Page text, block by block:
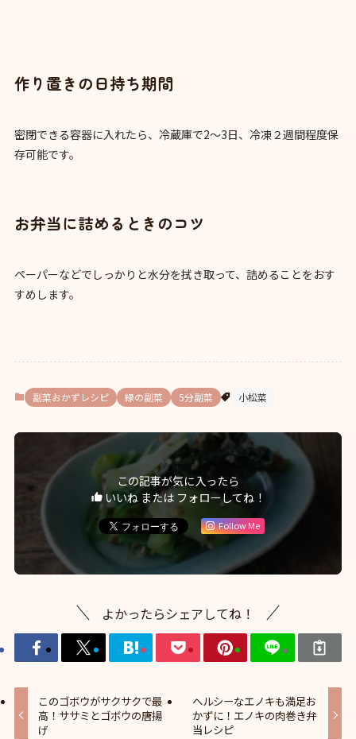
作り置きの日持ち期間
密閉できる容器に入れたら、冷蔵庫で2～3日、冷凍２週間程度保
存可能です。
お弁当に詰めるときのコツ
ペーパーなどでしっかりと水分を拭き取って、詰めることをおす
すめします。
副菜おかずレシピ 緑の副菜 5分副菜 小松菜
この記事が気に入ったら
いいね または フォローしてね！
Follow Me
よかったらシェアしてね！
このゴボウがサクサクで最
高！ササミとゴボウの唐揚
げ
ヘルシーなエノキも満足お
かずに！エノキの肉巻き弁
当レシピ